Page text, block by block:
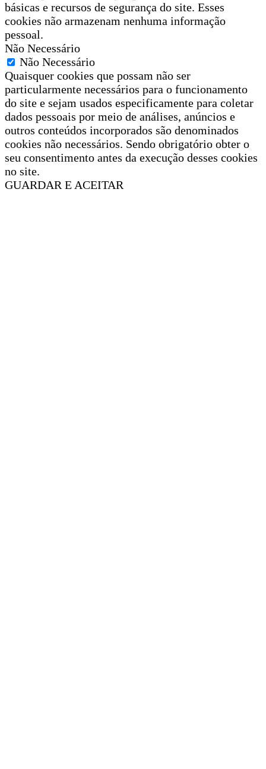
básicas e recursos de segurança do site. Esses
cookies não armazenam nenhuma informação
pessoal.
Não Necessário
Não Necessário
Quaisquer cookies que possam não ser
particularmente necessários para o funcionamento
do site e sejam usados especificamente para coletar
dados pessoais por meio de análises, anúncios e
outros conteúdos incorporados são denominados
cookies não necessários. Sendo obrigatório obter o
seu consentimento antes da execução desses cookies
no site.
GUARDAR E ACEITAR